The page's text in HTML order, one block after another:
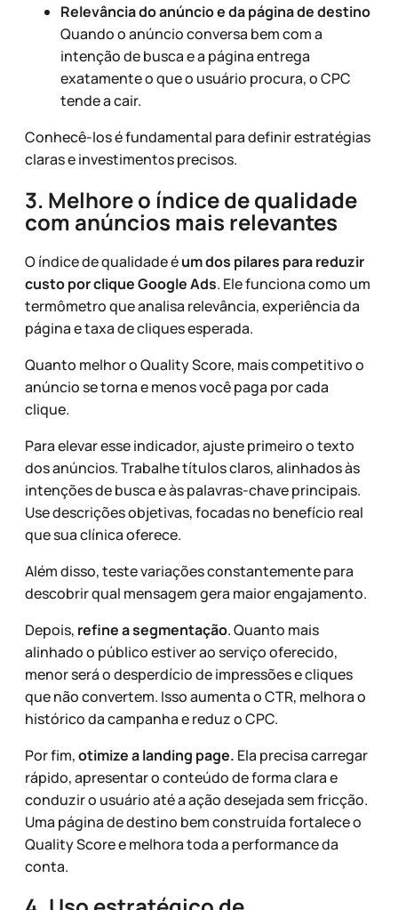
Relevância do anúncio e da página de destino
Quando o anúncio conversa bem com a
intenção de busca e a página entrega
exatamente o que o usuário procura, o CPC
tende a cair.
Conhecê-los é fundamental para definir estratégias
claras e investimentos precisos.
3. Melhore o índice de qualidade
com anúncios mais relevantes
O índice de qualidade éum dos pilares para reduzir
custo por clique Google Ads. Ele funciona como um
termômetro que analisa relevância, experiência da
página e taxa de cliques esperada.
Quanto melhor o Quality Score, mais competitivo o
anúncio se torna e menos você paga por cada
clique.
Para elevar esse indicador, ajuste primeiro o texto
dos anúncios. Trabalhe títulos claros, alinhados às
intenções de busca e às palavras-chave principais.
Use descrições objetivas, focadas no benefício real
que sua clínica oferece.
Além disso, teste variações constantemente para
descobrir qual mensagem gera maior engajamento.
Depois, refine a segmentação. Quanto mais
alinhado o público estiver ao serviço oferecido,
menor será o desperdício de impressões e cliques
que não convertem. Isso aumenta o CTR, melhora o
histórico da campanha e reduz o CPC.
Por fim,otimize a landing page. Ela precisa carregar
rápido, apresentar o conteúdo de forma clara e
conduzir o usuário até a ação desejada sem fricção.
Uma página de destino bem construída fortalece o
Quality Score e melhora toda a performance da
conta.